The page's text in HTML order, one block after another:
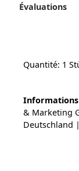
Évaluations
Quantité: 1
& Marketing
Deutschland